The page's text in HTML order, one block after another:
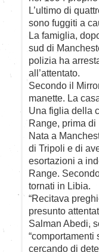
L’ultimo di
sono fuggiti a
La famiglia,
sud di
polizia ha
all’attentato.
Secondo il
manette. La
Una figlia della
Range, prima
Nata a
di Tripoli e di
esortazioni a
Range.
tornati in Libia.
“Recitava
presunto
Salman Abedi,
“comportamenti
cercando di